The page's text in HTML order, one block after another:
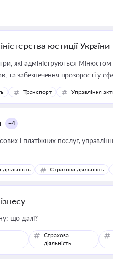
юстиції України
які адмініструються
та забезпечення прозорості у
Транспорт Управління
+4
коштами, приймання платежів та дотримання
діяльність Страхова діяльність
що далі?
Страхова
діяльність